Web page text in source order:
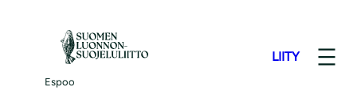
Espoo
LIITY